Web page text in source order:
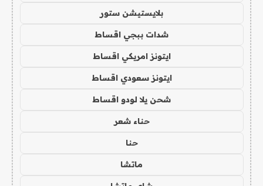
بلايستيشن ستور
شدات ببجي اقساط
ايتونز امريكي اقساط
ايتونز سعودي اقساط
شحن يلا لودو اقساط
حناء شعر
حنا
ماتشا